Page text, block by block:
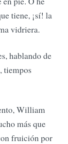
tiene, ¡sí! la
vidriera.
hablando de
tiempos
William
más que
fruición por